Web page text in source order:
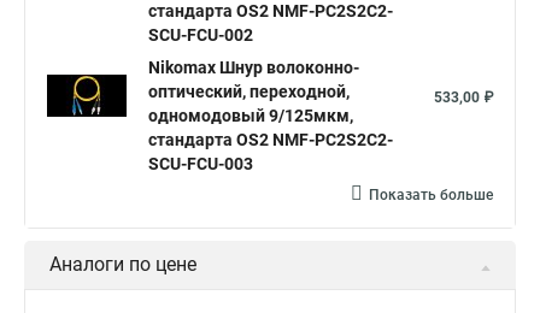
стандарта OS2 NMF-PC2S2C2-
SCU-FCU-002
Nikomax Шнур волоконно-
оптический, переходной,
одномодовый 9/125мкм,
стандарта OS2 NMF-PC2S2C2-
SCU-FCU-003
533,00 ₽
Показать больше
Аналоги по цене